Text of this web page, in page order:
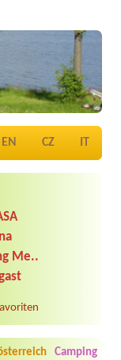
EN CZ IT
Me..
Camping